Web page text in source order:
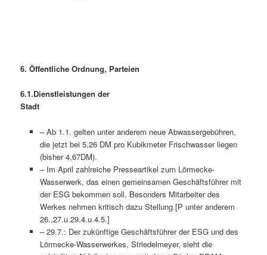
6. Öffentliche Ordnung, Parteien
6.1.Dienstleistungen der
Stadt
– Ab 1.1. gelten unter anderem neue Abwassergebühren,
die jetzt bei 5,26 DM pro Kubikmeter Frischwasser liegen
(bisher 4,67DM).
– Im April zahlreiche Presseartikel zum Lörmecke-
Wasserwerk, das einen gemeinsamen Geschäftsführer mit
der ESG bekommen soll. Besonders Mitarbeiter des
Werkes nehmen kritisch dazu Stellung.[P unter anderem
26.,27.u.29.4.u.4.5.]
– 29.7.: Der zukünftige Geschäftsführer der ESG und des
Lörmecke-Wasserwerkes, Striedelmeyer, sieht die